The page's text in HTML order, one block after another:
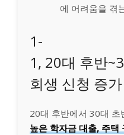
에 어려움을 겪
1-
1, 20대 후반
회생 신청 증
20대 후반에서 30대 초
높은 학자금 대출, 주택